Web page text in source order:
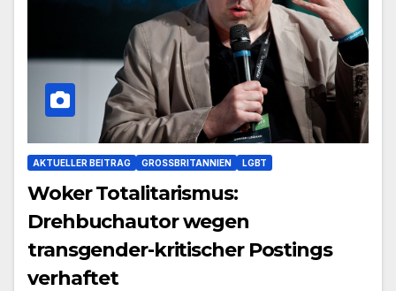
AKTUELLER BEITRAG GROSSBRITANNIEN LGBT
Woker Totalitarismus:
Drehbuchautor wegen
transgender-kritischer Postings
verhaftet